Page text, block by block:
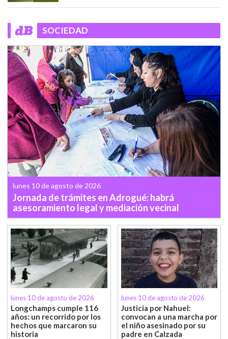
SOCIEDAD
lunes 10 de agosto de 2026
Jornada de trámites en Adrogué: habrá
asesoramiento legal y mediación vecinal
lunes 10 de agosto de 2026
Longchamps cumple 116
años: un recorrido por los
hechos que marcaron su
historia
lunes 10 de agosto de 2026
Justicia por Nahuel:
convocan a una marcha por
el niño asesinado por su
padre en Calzada